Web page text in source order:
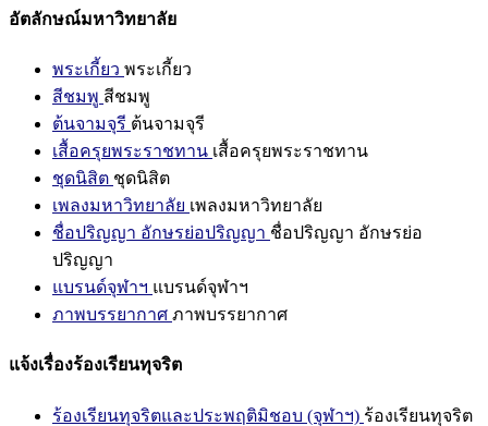
อัตลักษณ์มหาวิทยาลัย
พระเกี้ยว พระเกี้ยว
สีชมพู สีชมพู
ต้นจามจุรี ต้นจามจุรี
เสื้อครุยพระราชทาน เสื้อครุยพระราชทาน
ชุดนิสิต ชุดนิสิต
เพลงมหาวิทยาลัย เพลงมหาวิทยาลัย
ชื่อปริญญา อักษรย่อปริญญา ชื่อปริญญา อักษรย่อ
ปริญญา
แบรนด์จุฬาฯ แบรนด์จุฬาฯ
ภาพบรรยากาศ ภาพบรรยากาศ
แจ้งเรื่องร้องเรียนทุจริต
ร้องเรียนทุจริตและประพฤติมิชอบ (จุฬาฯ) ร้องเรียนทุจริต